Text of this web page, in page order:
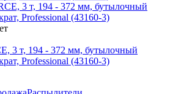
3 т, 194 - 372 мм, бутылочный
Professional (43160-3)